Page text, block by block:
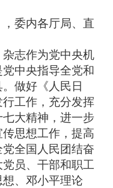
委内各厅局、直
志作为党中央机
中央指导全党和
做好《人民日
工作，充分发挥
大精神，进一步
思想工作，提高
全国人民团结奋
员、干部和职工
、邓小平理论